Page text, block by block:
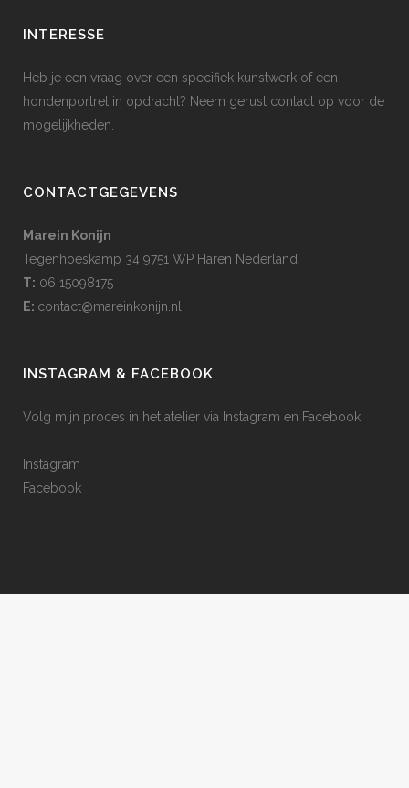
INTERESSE
Heb je een vraag over een specifiek kunstwerk of een
hondenportret in opdracht? Neem gerust contact op voor de
mogelijkheden.
CONTACTGEGEVENS
Marein Konijn
Tegenhoeskamp 34 9751 WP Haren Nederland
T: 06 15098175
E: contact@mareinkonijn.nl
INSTAGRAM & FACEBOOK
Volg mijn proces in het atelier via Instagram en Facebook.
Instagram
Facebook